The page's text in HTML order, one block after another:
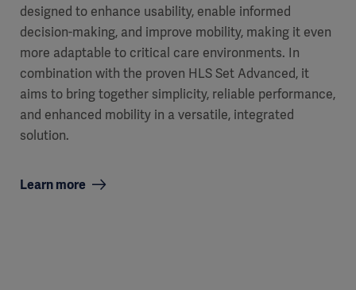
designed to enhance usability, enable informed
decision-making, and improve mobility, making it even
more adaptable to critical care environments. In
combination with the proven HLS Set Advanced, it
aims to bring together simplicity, reliable performance,
and enhanced mobility in a versatile, integrated
solution.
Learn more